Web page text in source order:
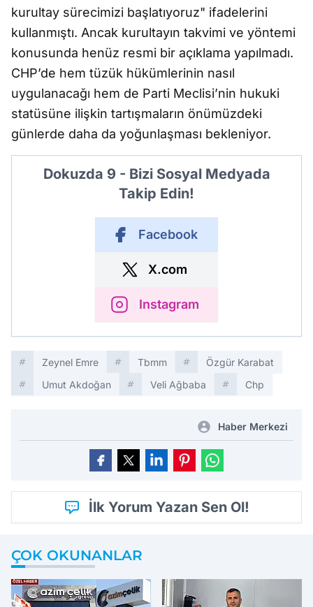
kurultay sürecimizi başlatıyoruz" ifadelerini
kullanmıştı. Ancak kurultayın takvimi ve yöntemi
konusunda henüz resmi bir açıklama yapılmadı.
CHP’de hem tüzük hükümlerinin nasıl
uygulanacağı hem de Parti Meclisi’nin hukuki
statüsüne ilişkin tartışmaların önümüzdeki
günlerde daha da yoğunlaşması bekleniyor.
Dokuzda 9 - Bizi Sosyal Medyada
Takip Edin!
Facebook
X.com
Instagram
Zeynel Emre Tbmm
Özgür Karabat
Umut Akdoğan
Veli Ağbaba Chp
Haber Merkezi
İlk Yorum Yazan Sen Ol!
ÇOK OKUNANLAR